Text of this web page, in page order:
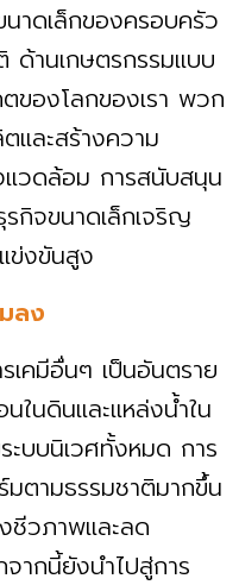
าดเล็กของครอบครัว
ด้านเกษตรกรรมแบบ
องโลกของเรา พวก
และสร้างความ
วดล้อม การสนับสนุน
กิจขนาดเล็กเจริญ
ข่งขันสูง
ลง
เคมีอื่นๆ เป็นอันตราย
ในดินและแหล่งน้ำใน
บบนิเวศทั้งหมด การ
มตามธรรมชาติมากขึ้น
ชีวภาพและลด
ากนี้ยังนำไปสู่การ